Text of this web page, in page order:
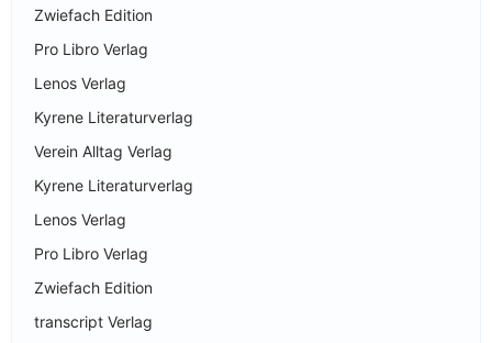
Zwiefach Edition
Pro Libro Verlag
Lenos Verlag
Kyrene Literaturverlag
Verein Alltag Verlag
Kyrene Literaturverlag
Lenos Verlag
Pro Libro Verlag
Zwiefach Edition
transcript Verlag